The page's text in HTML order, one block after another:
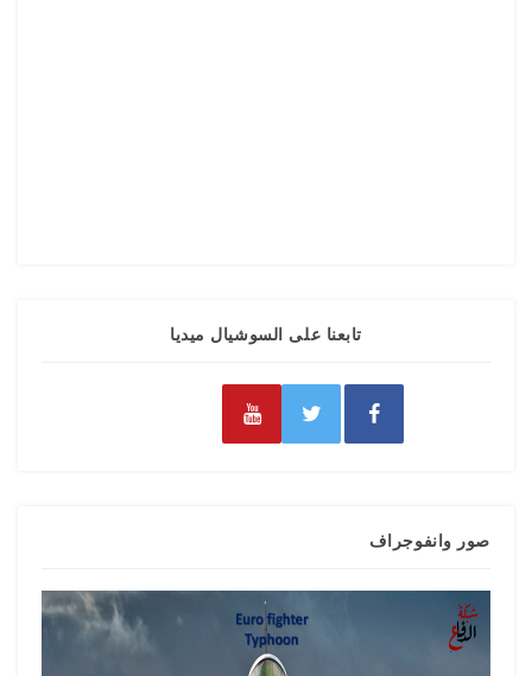
تابعنا على السوشيال ميديا
صور وانفوجراف